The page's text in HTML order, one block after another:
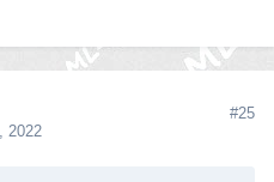
2022
#25